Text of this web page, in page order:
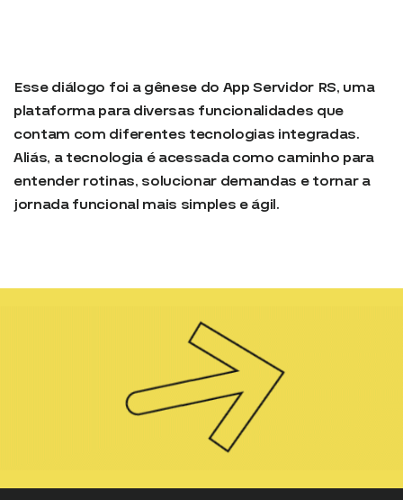
Esse diálogo foi a gênese do App Servidor RS, uma
plataforma para diversas funcionalidades que
contam com diferentes tecnologias integradas.
Aliás, a tecnologia é acessada como caminho para
entender rotinas, solucionar demandas e tornar a
jornada funcional mais simples e ágil.